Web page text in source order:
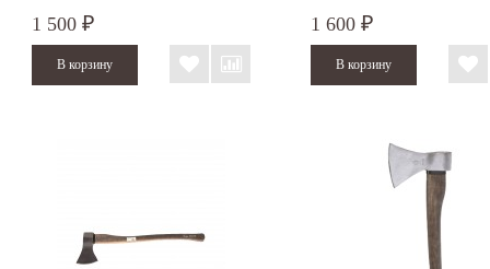
1 500 ₽ 1 600 ₽